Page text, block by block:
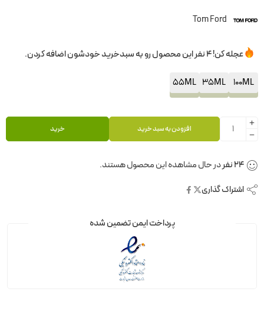
Tom Ford
عجله کن! 4 نفر این محصول رو به سبدخرید خودشون اضافه کردن.
100ML
35ML
55ML
افزودن به سبد خرید خرید
24نفردر حال مشاهده این محصول هستند.
اشتراک گذاری
پرداخت ایمن تضمین شده